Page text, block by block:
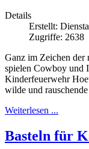
Details
Erstellt:
Zugriffe: 2638
Ganz im Zeichen
spielen Cowboy und
Kinderfeuerwehr
wilde und
Weiterlesen ...
Basteln für